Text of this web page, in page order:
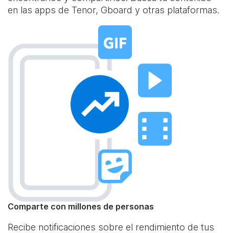
en las apps de Tenor, Gboard y otras plataformas.
Comparte con millones de personas
Recibe notificaciones sobre el rendimiento de tus